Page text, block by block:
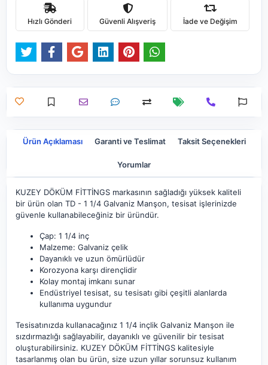
Hızlı Gönderi Güvenli Alışveriş İade ve Değişim
Ürün Açıklaması Garanti ve Teslimat Taksit Seçenekleri
Yorumlar
KUZEY DÖKÜM FİTTİNGS markasının sağladığı yüksek kaliteli
bir ürün olan TD - 1 1/4 Galvaniz Manşon, tesisat işlerinizde
güvenle kullanabileceğiniz bir üründür.
Çap: 1 1/4 inç
Malzeme: Galvaniz çelik
Dayanıklı ve uzun ömürlüdür
Korozyona karşı dirençlidir
Kolay montaj imkanı sunar
Endüstriyel tesisat, su tesisatı gibi çeşitli alanlarda
kullanıma uygundur
Tesisatınızda kullanacağınız 1 1/4 inçlik Galvaniz Manşon ile
sızdırmazlığı sağlayabilir, dayanıklı ve güvenilir bir tesisat
oluşturabilirsiniz. KUZEY DÖKÜM FİTTİNGS kalitesiyle
tasarlanmış olan bu ürün, size uzun yıllar sorunsuz kullanım